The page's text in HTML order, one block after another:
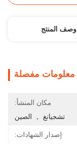
وصف المنتج
معلومات مفصلة
مكان المنشأ:
تشجيانغ ， الصين
إصدار الشهادات: